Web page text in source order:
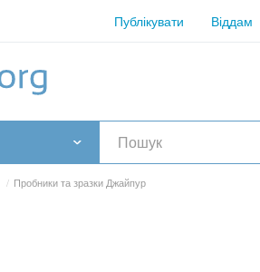
Публікувати Віддам
/ Пробники та зразки Джайпур